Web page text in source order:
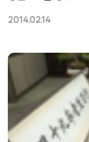
2014.02.14